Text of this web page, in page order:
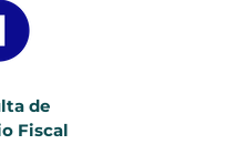
de
Fiscal